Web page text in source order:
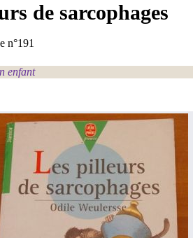
de sarcophages
n°191
enfant